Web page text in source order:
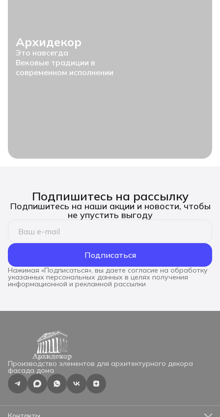
Архидекор
Это навсегда
Вековые традиции в
современном исполнении
Подпишитесь на рассылку
Подпишитесь на наши акции и новости, чтобы
не упустить выгоду
Подписаться
Нажимая «Подписаться», вы даете согласие на обработку
указанных персональных данных в целях получения
информационной и рекламной рассылки
Производство элементов для архитектурного декора
фасада дома